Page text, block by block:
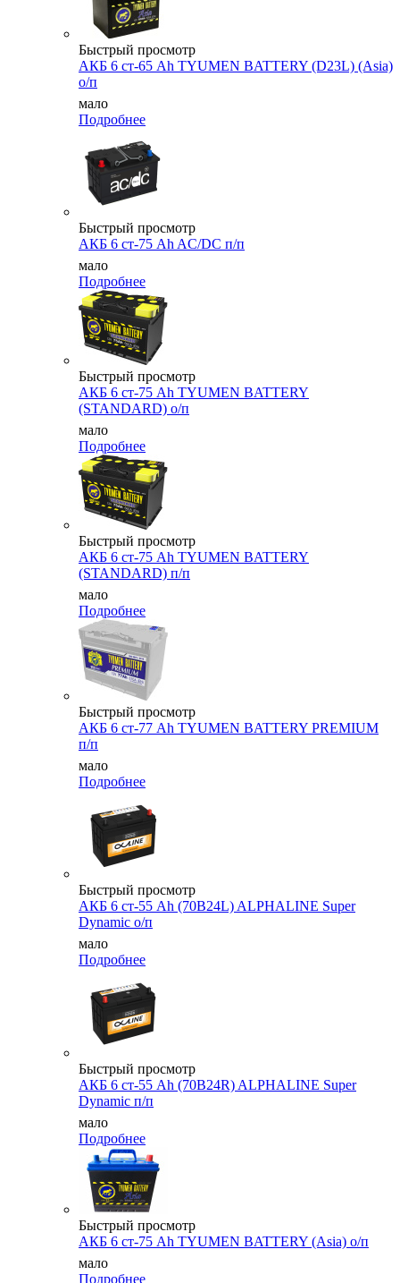
Быстрый просмотр
АКБ 6 ст-65 Ah TYUMEN BATTERY (D23L) (Asia)
о/п
мало
Подробнее
Быстрый просмотр
АКБ 6 ст-75 Ah AC/DC п/п
мало
Подробнее
Быстрый просмотр
АКБ 6 ст-75 Аh TYUMEN BATTERY
(STANDARD) о/п
мало
Подробнее
Быстрый просмотр
АКБ 6 ст-75 Аh TYUMEN BATTERY
(STANDARD) п/п
мало
Подробнее
Быстрый просмотр
АКБ 6 ст-77 Аh TYUMEN BATTERY PREMIUM
п/п
мало
Подробнее
Быстрый просмотр
АКБ 6 ст-55 Ah (70B24L) ALPHALINE Super
Dynamic о/п
мало
Подробнее
Быстрый просмотр
АКБ 6 ст-55 Ah (70B24R) ALPHALINE Super
Dynamic п/п
мало
Подробнее
Быстрый просмотр
АКБ 6 ст-75 Аh TYUMEN BATTERY (Asia) о/п
мало
Подробнее